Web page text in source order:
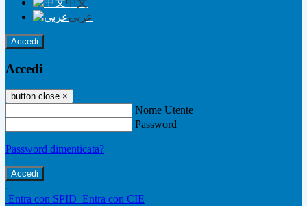
中文
عربى
Accedi
Accedi
button close ×
Nome Utente
Password
Password dimenticata?
-
Entra con SPID Entra con CIE